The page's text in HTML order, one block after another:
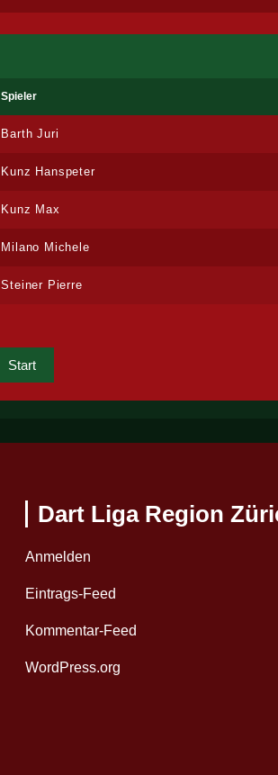
Spieler
Barth Juri
Kunz Hanspeter
Kunz Max
Milano Michele
Steiner Pierre
Start
Dart Liga Region
Anmelden
Eintrags-Feed
Kommentar-Feed
WordPress.org